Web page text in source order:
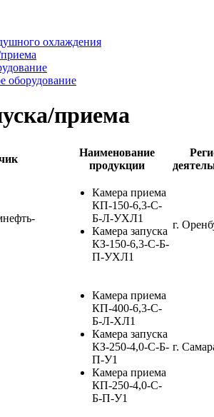
охлаждения
оборудование
приема
Наименование
продукции
Камера приема
КП-150-6,3-С-
Б-Л-УХЛ1
Камера запуска
КЗ-150-6,3-С-Б-
П-УХЛ1
г.
Камера приема
КП-400-6,3-С-
Б-Л-ХЛ1
Камера запуска
КЗ-250-4,0-С-Б-
П-У1
Камера приема
КП-250-4,0-С-
Б-П-У1
г.